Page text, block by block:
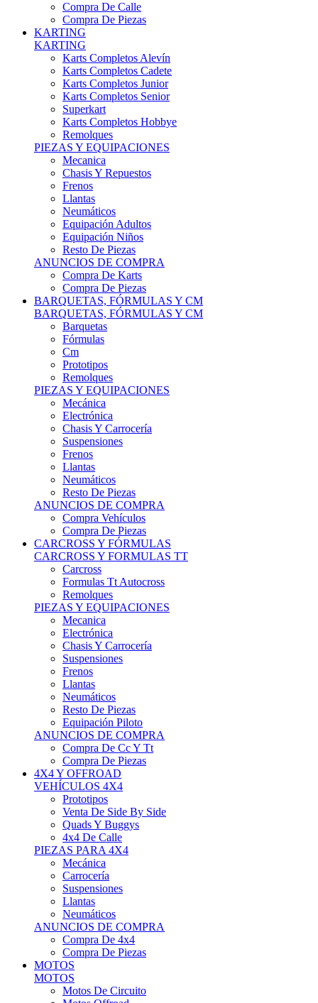
Compra De Calle
Compra De Piezas
KARTING
KARTING
Karts Completos Alevín
Karts Completos Cadete
Karts Completos Junior
Karts Completos Senior
Superkart
Karts Completos Hobbye
Remolques
PIEZAS Y EQUIPACIONES
Mecanica
Chasis Y Repuestos
Frenos
Llantas
Neumáticos
Equipación Adultos
Equipación Niños
Resto De Piezas
ANUNCIOS DE COMPRA
Compra De Karts
Compra De Piezas
BARQUETAS, FÓRMULAS Y CM
BARQUETAS, FÓRMULAS Y CM
Barquetas
Fórmulas
Cm
Prototipos
Remolques
PIEZAS Y EQUIPACIONES
Mecánica
Electrónica
Chasis Y Carrocería
Suspensiones
Frenos
Llantas
Neumáticos
Resto De Piezas
ANUNCIOS DE COMPRA
Compra Vehículos
Compra De Piezas
CARCROSS Y FÓRMULAS
CARCROSS Y FORMULAS TT
Carcross
Formulas Tt Autocross
Remolques
PIEZAS Y EQUIPACIONES
Mecanica
Electrónica
Chasis Y Carrocería
Suspensiones
Frenos
Llantas
Neumáticos
Resto De Piezas
Equipación Piloto
ANUNCIOS DE COMPRA
Compra De Cc Y Tt
Compra De Piezas
4X4 Y OFFROAD
VEHÍCULOS 4X4
Prototipos
Venta De Side By Side
Quads Y Buggys
4x4 De Calle
PIEZAS PARA 4X4
Mecánica
Carrocería
Suspensiones
Llantas
Neumáticos
ANUNCIOS DE COMPRA
Compra De 4x4
Compra De Piezas
MOTOS
MOTOS
Motos De Circuito